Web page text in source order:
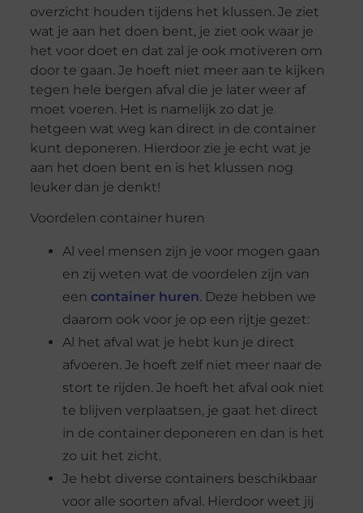
overzicht houden tijdens het klussen. Je ziet
wat je aan het doen bent, je ziet ook waar je
het voor doet en dat zal je ook motiveren om
door te gaan. Je hoeft niet meer aan te kijken
tegen hele bergen afval die je later weer af
moet voeren. Het is namelijk zo dat je
hetgeen wat weg kan direct in de container
kunt deponeren. Hierdoor zie je echt wat je
aan het doen bent en is het klussen nog
leuker dan je denkt!
Voordelen container huren
Al veel mensen zijn je voor mogen gaan
en zij weten wat de voordelen zijn van
een container huren. Deze hebben we
daarom ook voor je op een rijtje gezet:
Al het afval wat je hebt kun je direct
afvoeren. Je hoeft zelf niet meer naar de
stort te rijden. Je hoeft het afval ook niet
te blijven verplaatsen, je gaat het direct
in de container deponeren en dan is het
zo uit het zicht.
Je hebt diverse containers beschikbaar
voor alle soorten afval. Hierdoor weet jij